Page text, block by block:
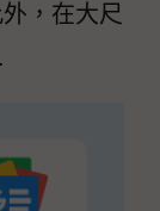
，在大尺